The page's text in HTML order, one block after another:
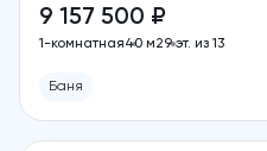
9 157 500 ₽
1-комнатная40 м29 эт. из 13
Баня